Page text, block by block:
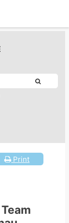
Print